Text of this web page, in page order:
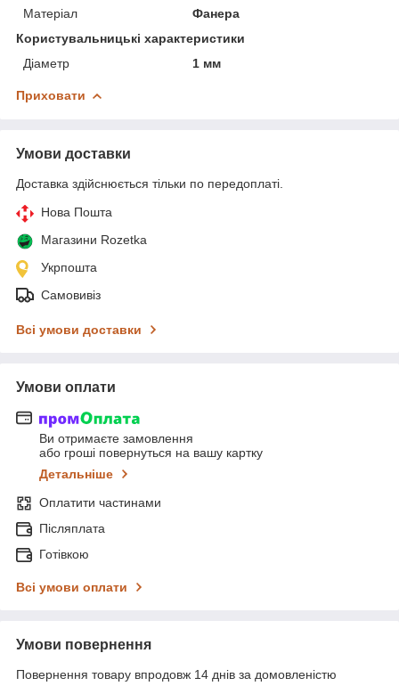
Матеріал
Фанера
Користувальницькі характеристики
Діаметр
1 мм
Приховати
Умови доставки
Доставка здійснюється тільки по передоплаті.
Нова Пошта
Магазини Rozetka
Укрпошта
Самовивіз
Всі умови доставки
Умови оплати
Ви отримаєте замовлення
або гроші повернуться на вашу картку
Детальніше
Оплатити частинами
Післяплата
Готівкою
Всі умови оплати
Умови повернення
Повернення товару впродовж 14 днів за домовленістю